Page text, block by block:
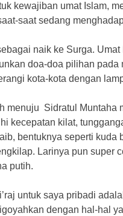
kewajiban umat Islam,
saat sedang
naik ke Surga.
doa-doa pilihan
kota-kota dengan
menuju Sidratul Muntaha
kecepatan kilat,
bentuknya seperti kuda
Larinya pun super
putih.
untuk saya pribadi
dengan hal-hal